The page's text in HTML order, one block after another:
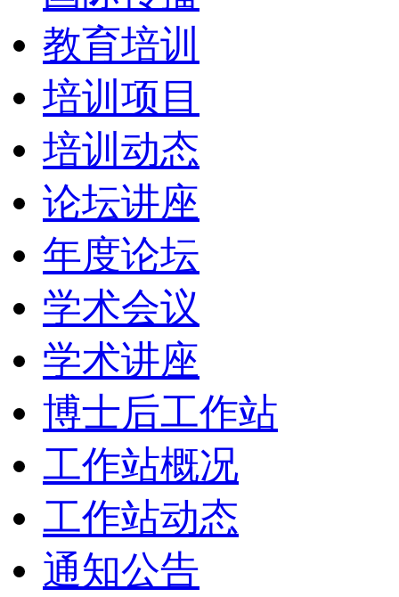
教育培训
培训项目
培训动态
论坛讲座
年度论坛
学术会议
学术讲座
博士后工作站
工作站概况
工作站动态
通知公告